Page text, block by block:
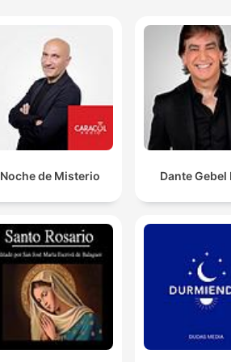
Noche de Misterio Dante Gebel